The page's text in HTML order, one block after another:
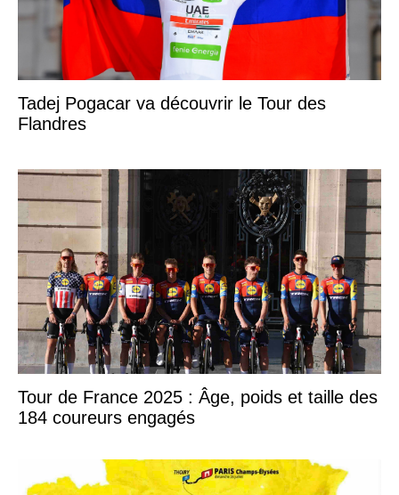
Tadej Pogacar va découvrir le Tour des
Flandres
Tour de France 2025 : Âge, poids et taille des
184 coureurs engagés